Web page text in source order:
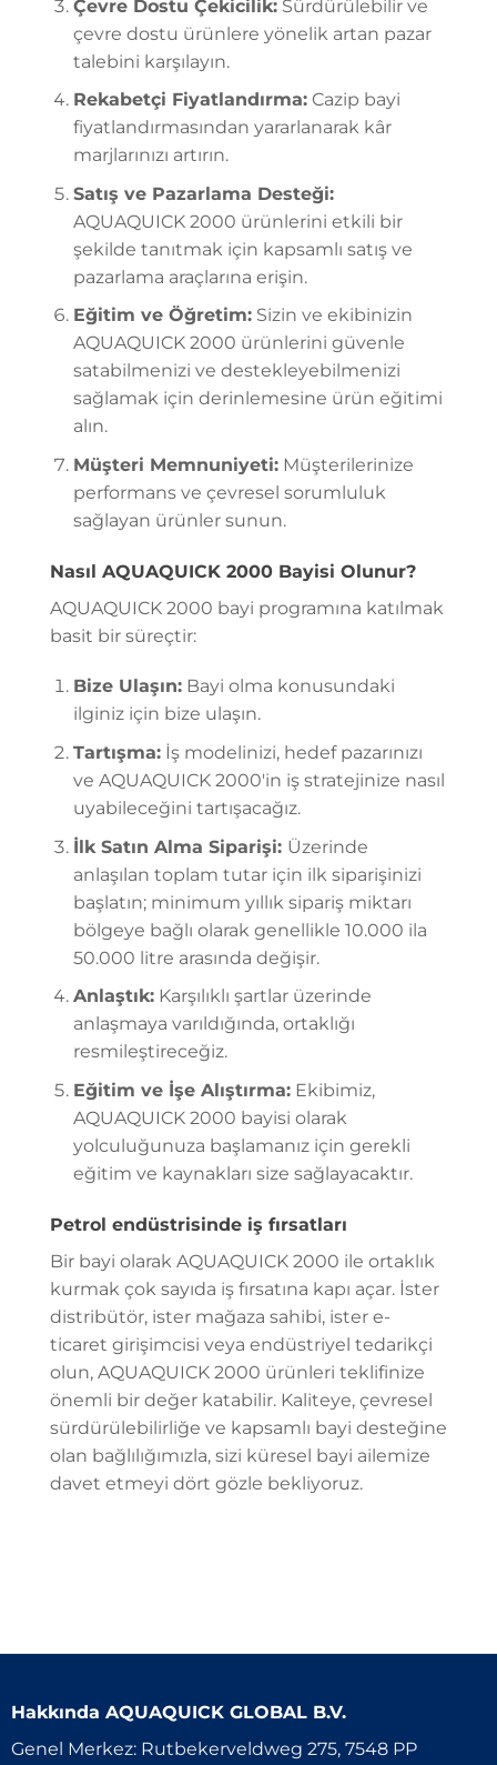
Çevre Dostu Çekicilik:Sürdürülebilir ve
çevre dostu ürünlere yönelik artan pazar
talebini karşılayın.
Rekabetçi Fiyatlandırma:Cazip bayi
fiyatlandırmasından yararlanarak kâr
marjlarınızı artırın.
Satış ve Pazarlama Desteği:
AQUAQUICK 2000 ürünlerini etkili bir
şekilde tanıtmak için kapsamlı satış ve
pazarlama araçlarına erişin.
Eğitim ve Öğretim:Sizin ve ekibinizin
AQUAQUICK 2000 ürünlerini güvenle
satabilmenizi ve destekleyebilmenizi
sağlamak için derinlemesine ürün eğitimi
alın.
Müşteri Memnuniyeti:Müşterilerinize
performans ve çevresel sorumluluk
sağlayan ürünler sunun.
Nasıl AQUAQUICK 2000 Bayisi Olunur?
AQUAQUICK 2000 bayi programına katılmak
basit bir süreçtir:
Bize Ulaşın:Bayi olma konusundaki
ilginiz için bize ulaşın.
Tartışma:İş modelinizi, hedef pazarınızı
ve AQUAQUICK 2000'in iş stratejinize nasıl
uyabileceğini tartışacağız.
İlk Satın Alma Siparişi: Üzerinde
anlaşılan toplam tutar için ilk siparişinizi
başlatın; minimum yıllık sipariş miktarı
bölgeye bağlı olarak genellikle 10.000 ila
50.000 litre arasında değişir.
Anlaştık:Karşılıklı şartlar üzerinde
anlaşmaya varıldığında, ortaklığı
resmileştireceğiz.
Eğitim ve İşe Alıştırma:Ekibimiz,
AQUAQUICK 2000 bayisi olarak
yolculuğunuza başlamanız için gerekli
eğitim ve kaynakları size sağlayacaktır.
Petrol endüstrisinde iş fırsatları
Bir bayi olarak AQUAQUICK 2000 ile ortaklık
kurmak çok sayıda iş fırsatına kapı açar. İster
distribütör, ister mağaza sahibi, ister e-
ticaret girişimcisi veya endüstriyel tedarikçi
olun, AQUAQUICK 2000 ürünleri teklifinize
önemli bir değer katabilir. Kaliteye, çevresel
sürdürülebilirliğe ve kapsamlı bayi desteğine
olan bağlılığımızla, sizi küresel bayi ailemize
davet etmeyi dört gözle bekliyoruz.
Hakkında AQUAQUICK GLOBAL B.V.
Genel Merkez: Rutbekerveldweg 275, 7548 PP